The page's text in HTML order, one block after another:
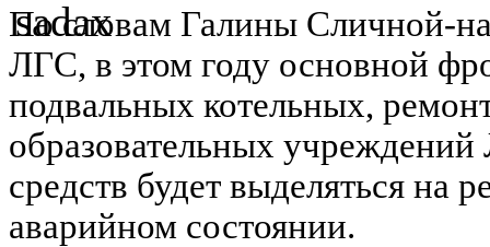
По словам Галины Сличной-
ЛГС, в этом году основной
подвальных котельных,
образовательных
средств будет выделяться на
аварийном состоянии.